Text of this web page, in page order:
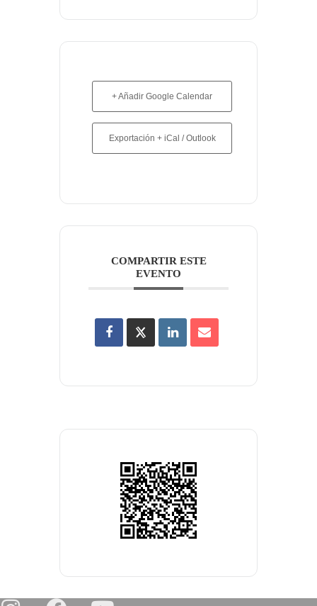
+ Añadir Google Calendar
Exportación + iCal / Outlook
COMPARTIR ESTE
EVENTO